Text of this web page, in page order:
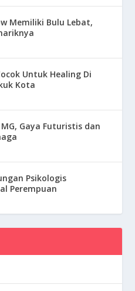
Memiliki Bulu Lebat,
Untuk Healing Di
Kota
Gaya Futuristis dan
Psikologis
Perempuan